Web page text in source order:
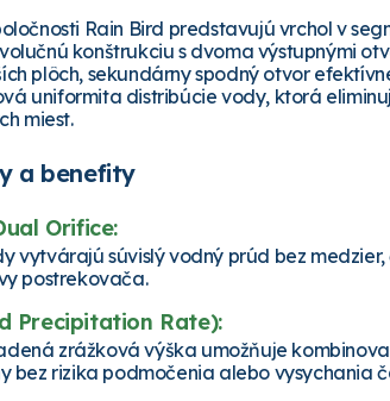
Rain Bird predstavujú vrchol v
konštrukciu s dvoma výstupnými
plôch, sekundárny spodný otvor
uniformita distribúcie vody, ktorá
miest.
a benefity
Orifice:
vytvárajú súvislý vodný prúd bez
postrekovača.
Precipitation Rate):
zrážková výška umožňuje
bez rizika podmočenia alebo vysychania